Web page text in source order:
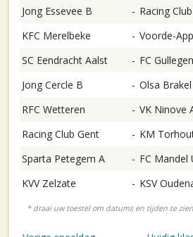
Jong Essevee B
- Racing
KFC Merelbeke
- Voorde-
SC Eendracht Aalst
- FC
Jong Cercle B
- Olsa
RFC Wetteren
- VK Ninove
Racing Club Gent
- KM
Sparta Petegem A
- FC Mandel
KVV Zelzate
- KSV